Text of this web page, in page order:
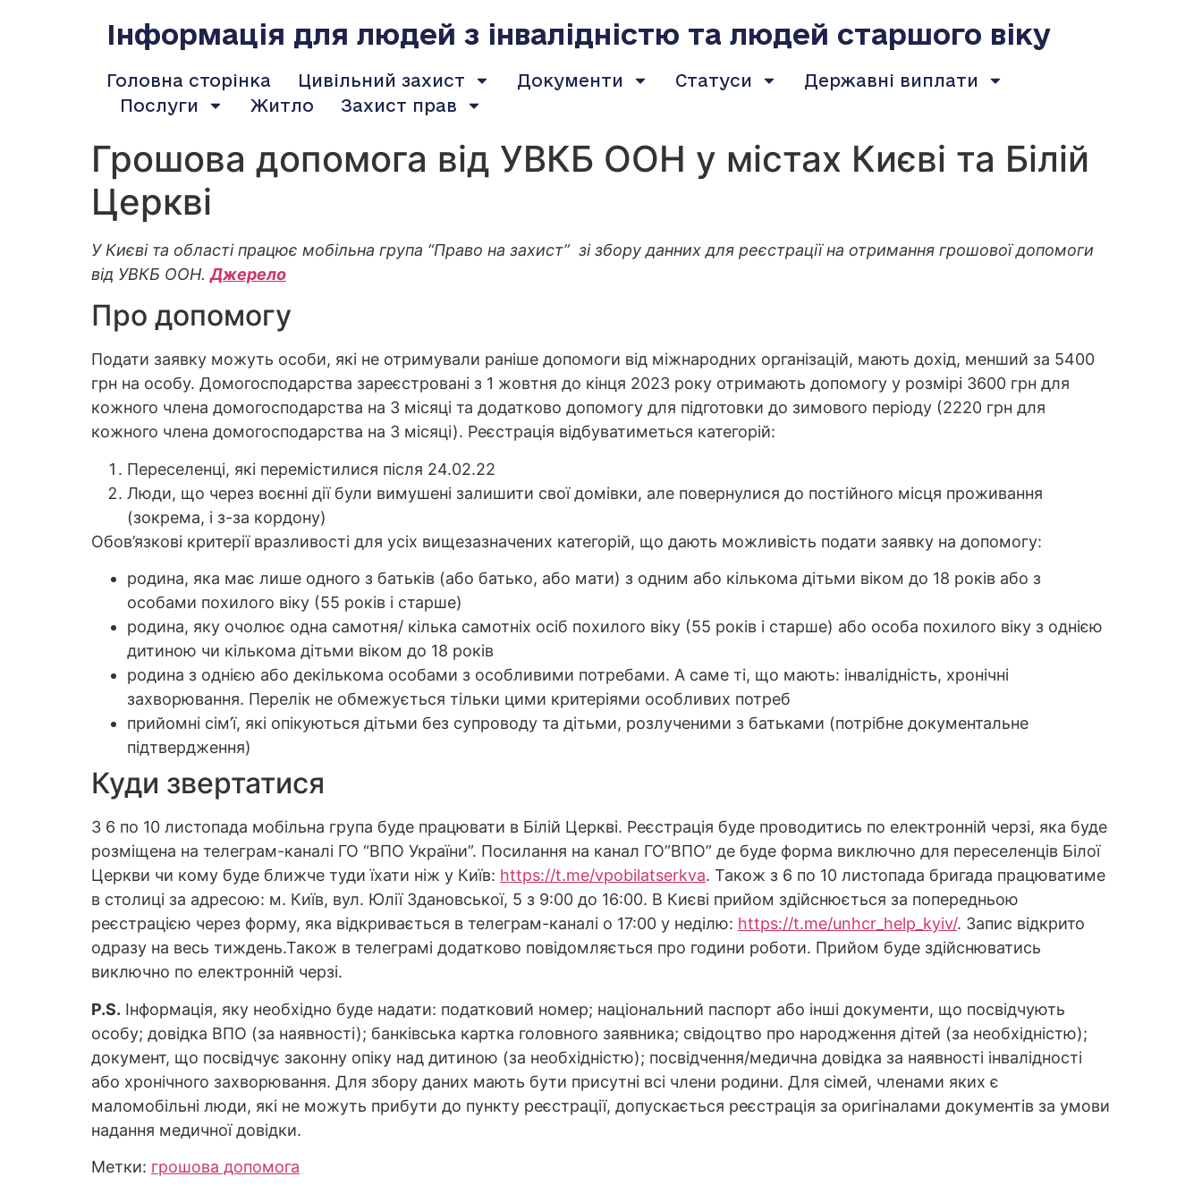
Інформація для людей з інвалідністю та людей старшого віку
Головна сторінка Цивільний захист Документи Статуси
Державні виплати
Послуги
Житло Захист прав
Грошова допомога від УВКБ ООН у містах Києві та Білій
Церкві
У Києві та області працює мобільна група “Право на захист” зі збору данних для реєстрації на отримання грошової допомоги
від УВКБ ООН.Джерело
Про допомогу
Подати заявку можуть особи, які не отримували раніше допомоги від міжнародних організацій, мають дохід, менший за 5400
грн на особу. Домогосподарства зареєстровані з 1 жовтня до кінця 2023 року отримають допомогу у розмірі 3600 грн для
кожного члена домогосподарства на 3 місяці та додатково допомогу для підготовки до зимового періоду (2220 грн для
кожного члена домогосподарства на 3 місяці). Реєстрація відбуватиметься категорій:
Переселенці, які перемістилися після 24.02.22
Люди, що через воєнні дії були вимушені залишити свої домівки, але повернулися до постійного місця проживання
(зокрема, і з-за кордону)
Обов’язкові критерії вразливості для усіх вищезазначених категорій, що дають можливість подати заявку на допомогу:
родина, яка має лише одного з батьків (або батько, або мати) з одним або кількома дітьми віком до 18 років або з
особами похилого віку (55 років і старше)
родина, яку очолює одна самотня/ кілька самотніх осіб похилого віку (55 років і старше) або особа похилого віку з однією
дитиною чи кількома дітьми віком до 18 років
родина з однією або декількома особами з особливими потребами. А саме ті, що мають: інвалідність, хронічні
захворювання. Перелік не обмежується тільки цими критеріями особливих потреб
прийомні сім’ї, які опікуються дітьми без супроводу та дітьми, розлученими з батьками (потрібне документальне
підтвердження)
Куди звертатися
З 6 по 10 листопада мобільна група буде працювати в Білій Церкві. Реєстрація буде проводитись по електронній черзі, яка буде
розміщена на телеграм-каналі ГО “ВПО України”. Посилання на канал ГО”ВПО” де буде форма виключно для переселенців Білої
Церкви чи кому буде ближче туди їхати ніж у Київ: https://t.me/vpobilatserkva. Також з 6 по 10 листопада бригада працюватиме
в столиці за адресою: м. Київ, вул. Юлії Здановської, 5 з 9:00 до 16:00. В Києві прийом здійснюється за попередньою
реєстрацією через форму, яка відкривається в телеграм-каналі о 17:00 у неділю: https://t.me/unhcr_help_kyiv/. Запис відкрито
одразу на весь тиждень.Також в телеграмі додатково повідомляється про години роботи. Прийом буде здійснюватись
виключно по електронній черзі.
P.S. Інформація, яку необхідно буде надати: податковий номер; національний паспорт або інші документи, що посвідчують
особу; довідка ВПО (за наявності); банківська картка головного заявника; свідоцтво про народження дітей (за необхідністю);
документ, що посвідчує законну опіку над дитиною (за необхідністю); посвідчення/медична довідка за наявності інвалідності
або хронічного захворювання. Для збору даних мають бути присутні всі члени родини. Для сімей, членами яких є
маломобільні люди, які не можуть прибути до пункту реєстрації, допускається реєстрація за оригіналами документів за умови
надання медичної довідки.
Метки: грошова допомога